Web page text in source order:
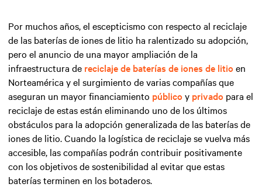
Por muchos años, el escepticismo con respecto al reciclaje
de las baterías de iones de litio ha ralentizado su adopción,
pero el anuncio de una mayor ampliación de la
infraestructura de reciclaje de baterías de iones de litioen
Norteamérica y el surgimiento de varias compañías que
aseguran un mayor financiamiento públicoy privado para el
reciclaje de estas están eliminando uno de los últimos
obstáculos para la adopción generalizada de las baterías de
iones de litio. Cuando la logística de reciclaje se vuelva más
accesible, las compañías podrán contribuir positivamente
con los objetivos de sostenibilidad al evitar que estas
baterías terminen en los botaderos.